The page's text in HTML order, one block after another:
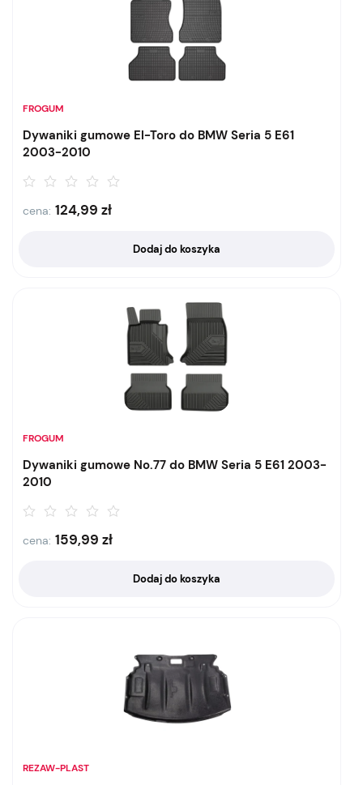
FROGUM
Dywaniki gumowe El-Toro do BMW Seria 5 E61
2003-2010
cena: 124,99 zł
Dodaj do koszyka
FROGUM
Dywaniki gumowe No.77 do BMW Seria 5 E61 2003-
2010
cena: 159,99 zł
Dodaj do koszyka
REZAW-PLAST